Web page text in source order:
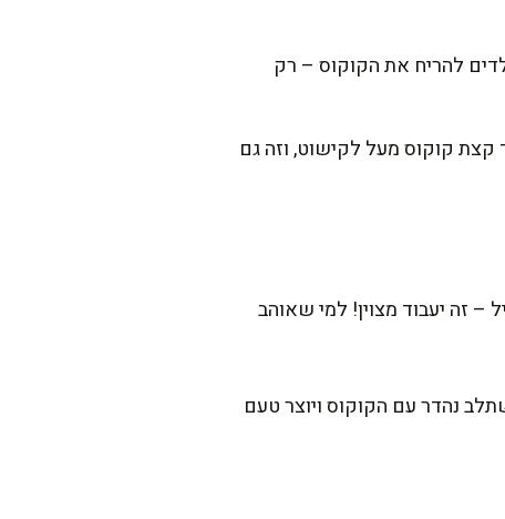
תנו להילדים להריח את הקוקוס – רק
קצת קוקוס מעל לקישוט, וזה גם
זה יעבוד מצוין! למי שאוהב
נהדר עם הקוקוס ויוצר טעם